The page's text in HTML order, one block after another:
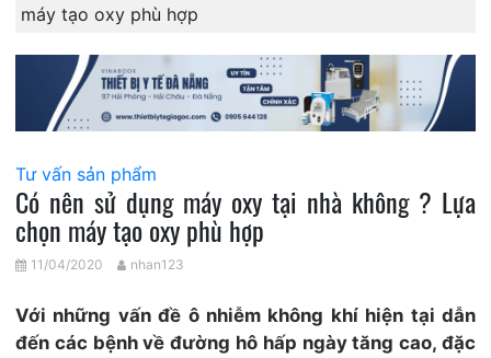
máy tạo oxy phù hợp
Tư vấn sản phẩm
Có nên sử dụng máy oxy tại nhà không ? Lựa
chọn máy tạo oxy phù hợp
11/04/2020 nhan123
Với những vấn đề ô nhiễm không khí hiện tại dẫn
đến các bệnh về đường hô hấp ngày tăng cao, đặc